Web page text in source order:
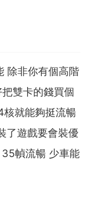
除非你有個高階
雙卡的錢買個
就能夠挺流暢
了遊戲要會裝優
幀流暢 少車能